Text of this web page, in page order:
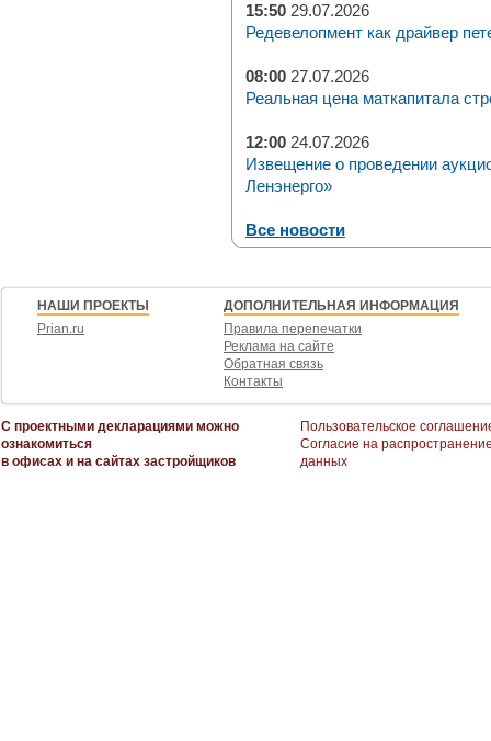
15:50 29.07.2026
Редевелопмент как драйвер
08:00 27.07.2026
Реальная цена маткапитала
12:00 24.07.2026
Извещение о проведении
Ленэнерго»
Все новости
НАШИ ПРОЕКТЫ
Prian.ru
ДОПОЛНИТЕЛЬНАЯ ИНФОРМАЦИЯ
Правила перепечатки
Реклама на сайте
Обратная связь
Контакты
С проектными декларациями можно
ознакомиться
в офисах и на сайтах застройщиков
Пользовательское
Согласие на
данных